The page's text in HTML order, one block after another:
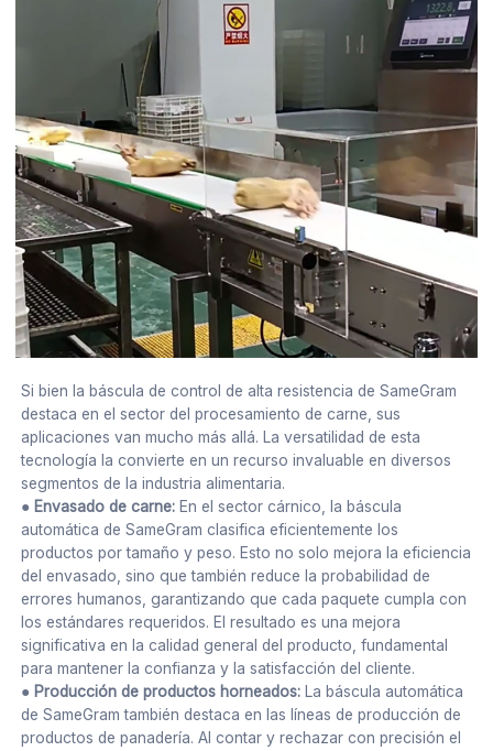
Si bien la báscula de control de alta resistencia de SameGram
destaca en el sector del procesamiento de carne, sus
aplicaciones van mucho más allá. La versatilidad de esta
tecnología la convierte en un recurso invaluable en diversos
segmentos de la industria alimentaria.
● Envasado de carne: En el sector cárnico, la báscula
automática de SameGram clasifica eficientemente los
productos por tamaño y peso. Esto no solo mejora la eficiencia
del envasado, sino que también reduce la probabilidad de
errores humanos, garantizando que cada paquete cumpla con
los estándares requeridos. El resultado es una mejora
significativa en la calidad general del producto, fundamental
para mantener la confianza y la satisfacción del cliente.
● Producción de productos horneados: La báscula automática
de SameGram también destaca en las líneas de producción de
productos de panadería. Al contar y rechazar con precisión el